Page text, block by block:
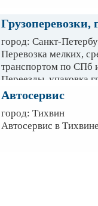
Грузоперевозки,
город: Санкт-
Перевозка мелких,
транспортом по СПб
Переезды, упаковка
Автосервис
город: Тихвин
Автосервис в Тихвине